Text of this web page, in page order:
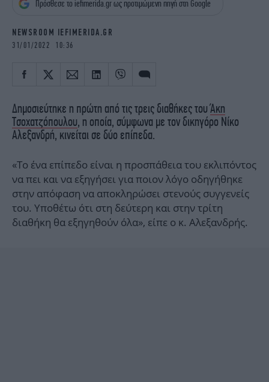
iBOOKS
ΖΩΔΙΑ
MEDIA
NEWSLETTER
Πρόσθεσε το iefimerida.gr ως προτιμώμενη πηγή στη Google
NEWSROOM IEFIMERIDA.GR
31/01/2022 10:36
Δημοσιεύτηκε η πρώτη από τις τρεις διαθήκες τουΆκη
Τσοχατζόπουλου, η οποία, σύμφωνα με τον δικηγόρο Νίκο
Αλεξανδρή, κινείται σε δύο επίπεδα.
«Το ένα επίπεδο είναι η προσπάθεια του εκλιπόντος
να πει και να εξηγήσει για ποιον λόγο οδηγήθηκε
στην απόφαση να αποκληρώσει στενούς συγγενείς
του. Υποθέτω ότι στη δεύτερη και στην τρίτη
διαθήκη θα εξηγηθούν όλα», είπε ο κ. Αλεξανδρής.